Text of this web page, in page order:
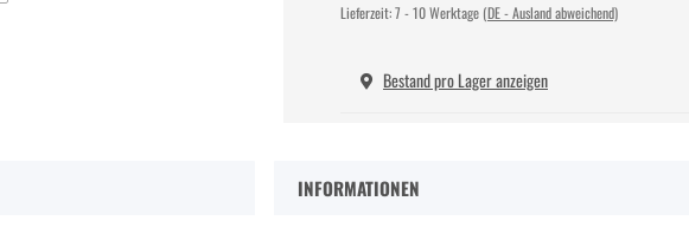
Lieferzeit:7 - 10 Werktage (DE - Ausland abweichend)
Bestand pro Lager anzeigen
INFORMATIONEN